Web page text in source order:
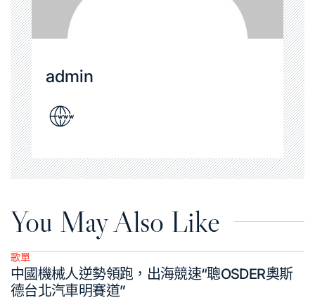
admin
You May Also Like
Posted
in
歌單
中國機械人逆勢領跑，出海競速“聰OSDER奧斯
德台北汽車明賽道”